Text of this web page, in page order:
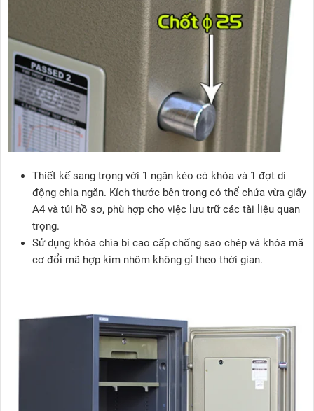
Thiết kế sang trọng với 1 ngăn kéo có khóa và 1 đợt di
động chia ngăn. Kích thước bên trong có thể chứa vừa giấy
A4 và túi hồ sơ, phù hợp cho việc lưu trữ các tài liệu quan
trọng.
Sử dụng khóa chìa bi cao cấp chống sao chép và khóa mã
cơ đổi mã hợp kim nhôm không gỉ theo thời gian.